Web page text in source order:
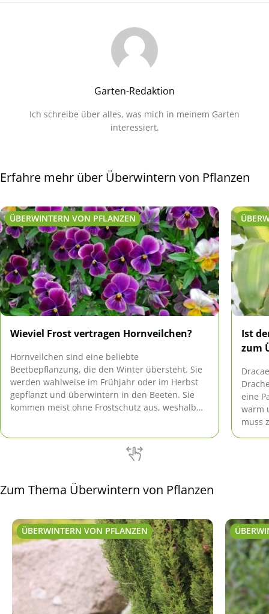
Garten-Redaktion
Ich schreibe über alles, was mich in meinem Garten
interessiert.
Erfahre mehr über Überwintern von Pflanzen
ÜBERWINTERN VON PFLANZEN
Wieviel Frost vertragen Hornveilchen?
Hornveilchen sind eine beliebte
Beetbepflanzung, die den Winter übersteht. Sie
werden wahlweise im Frühjahr oder im Herbst
gepflanzt und überwintern in den Beeten. Sie
kommen meist ohne Frostschutz aus, weshalb
Ist
zum
eine
warm
muss
Zum Thema Überwintern von Pflanzen
ÜBERWINTERN VON PFLANZEN